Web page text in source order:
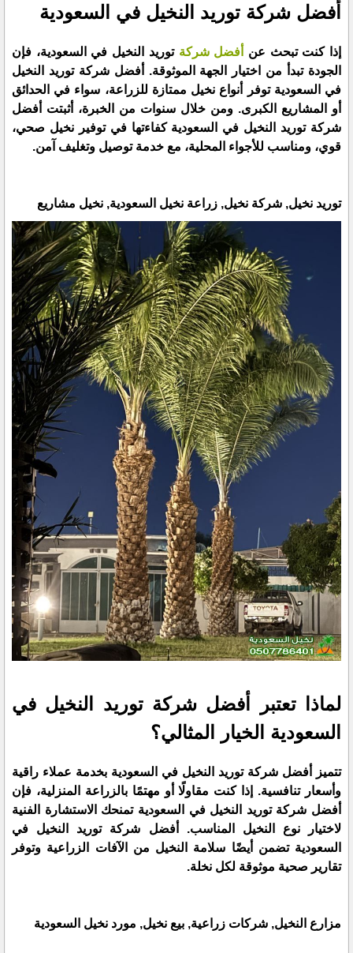
أفضل شركة توريد النخيل في السعودية
إذا كنت تبحث عن أفضل شركة توريد النخيل في السعودية، فإن
الجودة تبدأ من اختيار الجهة الموثوقة. أفضل شركة توريد النخيل
في السعودية توفر أنواع نخيل ممتازة للزراعة، سواء في الحدائق
أو المشاريع الكبرى. ومن خلال سنوات من الخبرة، أثبتت أفضل
شركة توريد النخيل في السعودية كفاءتها في توفير نخيل صحي،
قوي، ومناسب للأجواء المحلية، مع خدمة توصيل وتغليف آمن.
توريد نخيل, شركة نخيل, زراعة نخيل السعودية, نخيل مشاريع
لماذا تعتبر أفضل شركة توريد النخيل في
السعودية الخيار المثالي؟
تتميز أفضل شركة توريد النخيل في السعودية بخدمة عملاء راقية
وأسعار تنافسية. إذا كنت مقاولًا أو مهتمًا بالزراعة المنزلية، فإن
أفضل شركة توريد النخيل في السعودية تمنحك الاستشارة الفنية
لاختيار نوع النخيل المناسب. أفضل شركة توريد النخيل في
السعودية تضمن أيضًا سلامة النخيل من الآفات الزراعية وتوفر
تقارير صحية موثوقة لكل نخلة.
مزارع النخيل, شركات زراعية, بيع نخيل, مورد نخيل السعودية